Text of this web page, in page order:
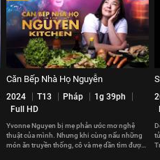
Căn Bếp Nhà Họ Nguyễn
2024 T13 Pháp
1g 39ph
Full HD
Yvonne Nguyen bị mẹ phản ước mơ nghệ
thuật của mình. Nhưng khi cùng nấu những
món ăn truyền thống, cô và mẹ dần tìm được